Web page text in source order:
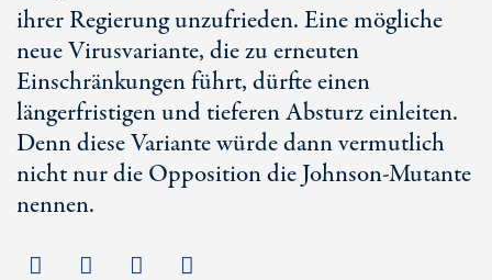
ihrer Regierung unzufrieden. Eine mögliche
neue Virusvariante, die zu erneuten
Einschränkungen führt, dürfte einen
längerfristigen und tieferen Absturz einleiten.
Denn diese Variante würde dann vermutlich
nicht nur die Opposition die Johnson-Mutante
nennen.